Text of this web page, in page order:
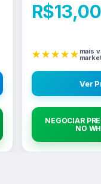
R$13,00
★★★★★mais
Ver
NEGOCIAR
NO